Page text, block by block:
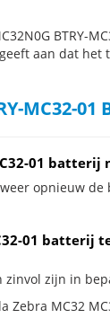
BTRY-
aan dat
MC32-
01
opnieuw
01 batterij
zinvol zijn in
MC32